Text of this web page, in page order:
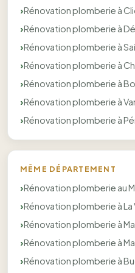
Rénovation plomberie à
Rénovation plomberie à
Rénovation plomberie à
Rénovation plomberie à
Rénovation plomberie à
Rénovation plomberie à
Rénovation plomberie à
MÊME DÉPARTEMENT
Rénovation plomberie au
Rénovation plomberie à La
Rénovation plomberie à
Rénovation plomberie à
Rénovation plomberie à